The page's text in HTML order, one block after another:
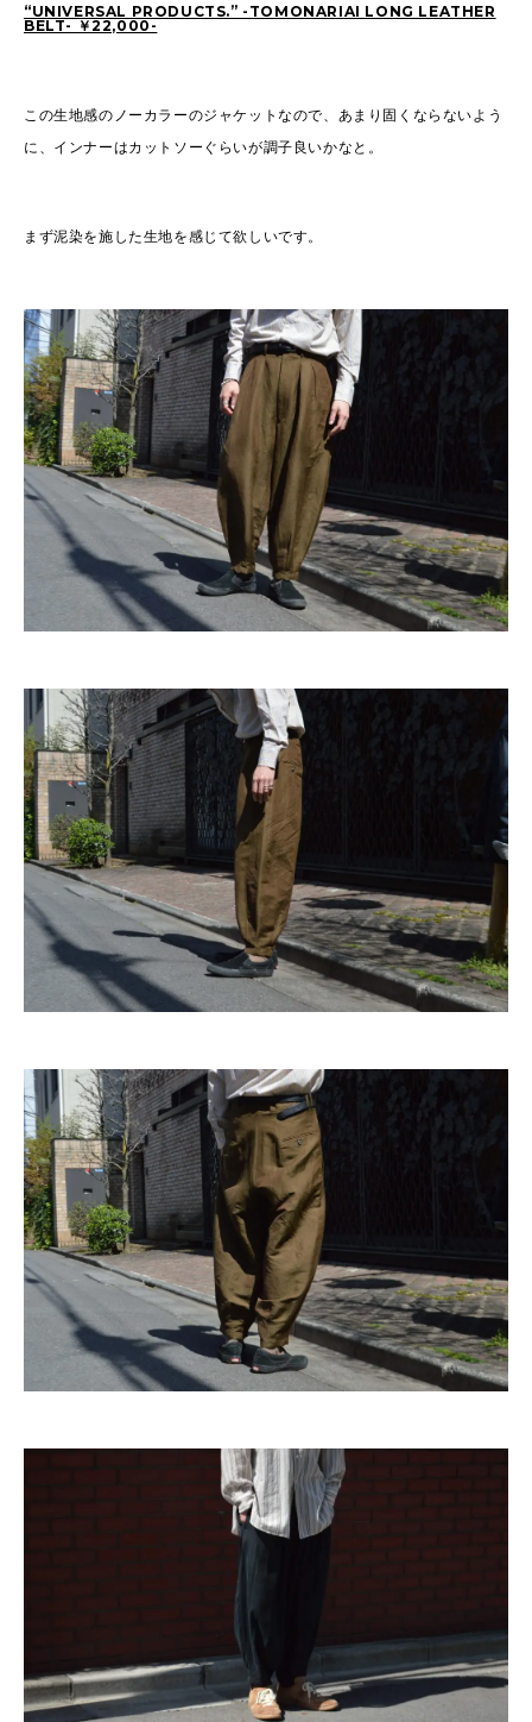
“UNIVERSAL PRODUCTS.” -TOMONARIAI LONG LEATHER
BELT- ￥22,000-
この生地感のノーカラーのジャケットなので、あまり固くならないよう
に、インナーはカットソーぐらいが調子良いかなと。
まず泥染を施した生地を感じて欲しいです。